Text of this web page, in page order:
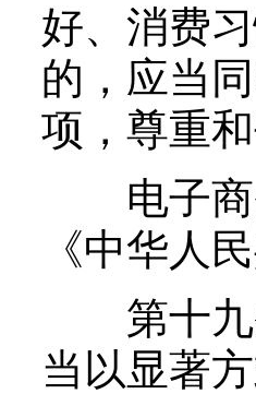
好、消费
的，应当
项，尊重
电子商
《中华人
第十九
当以显著